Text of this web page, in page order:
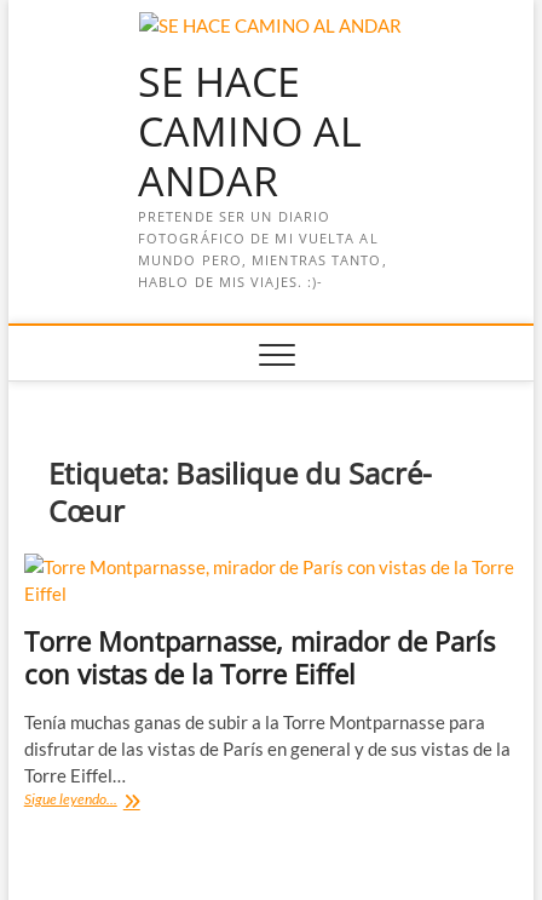
SE HACE
CAMINO AL
ANDAR
PRETENDE SER UN DIARIO
FOTOGRÁFICO DE MI VUELTA AL
MUNDO PERO, MIENTRAS TANTO,
HABLO DE MIS VIAJES. :)-
Etiqueta: Basilique du Sacré-
Cœur
Torre Montparnasse, mirador de París
con vistas de la Torre Eiffel
Tenía muchas ganas de subir a la Torre Montparnasse para
disfrutar de las vistas de París en general y de sus vistas de la
Torre Eiffel…
Sigue leyendo... Torre